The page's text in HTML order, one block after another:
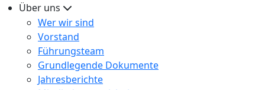
Über uns
Wer wir sind
Vorstand
Führungsteam
Grundlegende Dokumente
Jahresberichte